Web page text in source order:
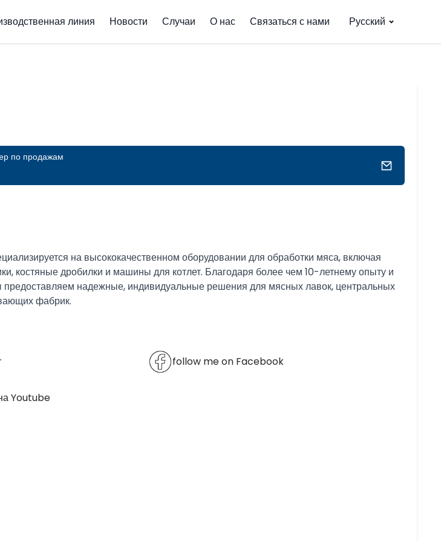
линия Новости Случаи О нас Связаться с нами Русский
по продажам
на высококачественном оборудовании для обработки мяса, включая
костяные дробилки и машины для котлет. Благодаря более чем 10-летнему опыту и
предоставляем надежные, индивидуальные решения для мясных лавок, центральных
фабрик.
follow me on Facebook
Youtube